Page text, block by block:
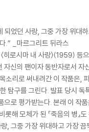
되었던 사랑, 그중 가장 위대
.” _마르그리트 뒤라스
〈히로시마 내 사랑〉
신의 팬이자 동반자로서 자
소리로 써내려간 이 작품은,
탐구를 그린다. 발표 당시
로 평가받는다. 본래 이 작
롯해 모체가 된 『죽음의 병
, 그중 가장 위대하고 가장